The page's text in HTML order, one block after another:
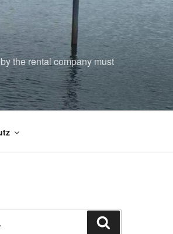
the rental company must